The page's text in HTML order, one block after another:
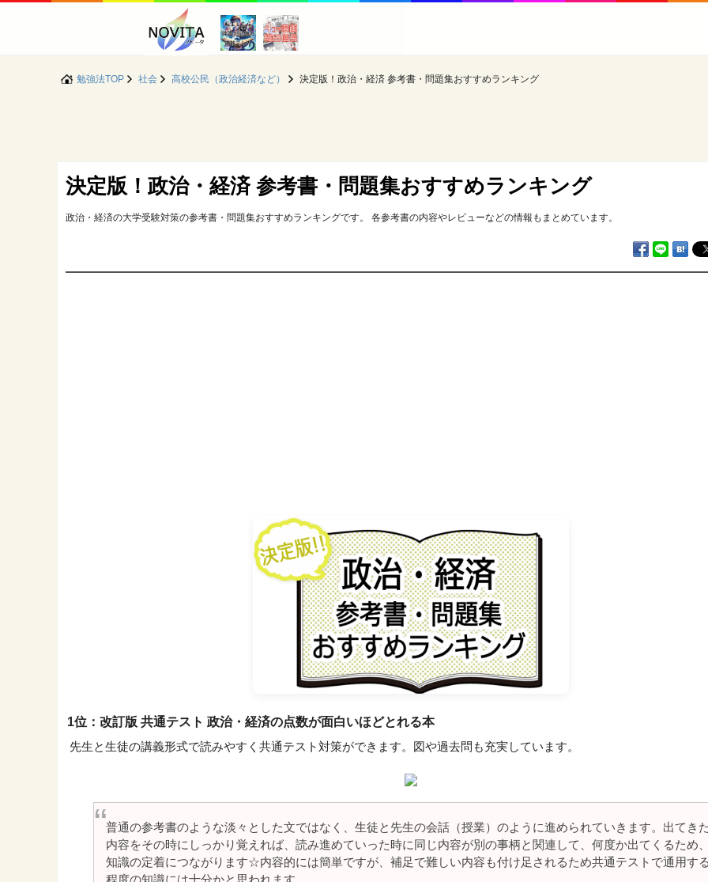
勉強法TOP 社会 高校公民（政治経済など） 決定版！政治・経済 参考書・問題集おすすめランキング
決定版！政治・経済 参考書・問題集おすすめランキング
政治・経済の大学受験対策の参考書・問題集おすすめランキングです。 各参考書の内容やレビューなどの情報もまとめています。
1位：改訂版 共通テスト 政治・経済の点数が面白いほどとれる本
先生と生徒の講義形式で読みやすく共通テスト対策ができます。図や過去問も充実しています。
普通の参考書のような淡々とした文ではなく、生徒と先生の会話（授業）のように進められていきます。出てき
内容をその時にしっかり覚えれば、読み進めていった時に同じ内容が別の事柄と関連して、何度か出てくるため
知識の定着につながります☆内容的には簡単ですが、補足で難しい内容も付け足されるため共通テストで通用す
程度の知識には十分かと思われます。